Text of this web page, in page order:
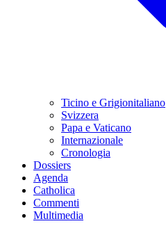
Ticino e Grigionitaliano
Svizzera
Papa e Vaticano
Internazionale
Cronologia
Dossiers
Agenda
Catholica
Commenti
Multimedia